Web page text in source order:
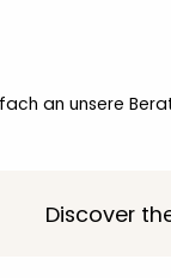
an unsere
Discover